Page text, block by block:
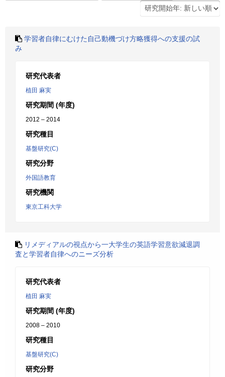
学習者自律にむけた自己動機づけ方略獲得への支援の試
み
研究代表者
植田 麻実
研究期間 (年度)
2012 – 2014
研究種目
基盤研究(C)
研究分野
外国語教育
研究機関
東京工科大学
リメディアルの視点から一大学生の英語学習意欲減退調
査と学習者自律へのニーズ分析
研究代表者
植田 麻実
研究期間 (年度)
2008 – 2010
研究種目
基盤研究(C)
研究分野